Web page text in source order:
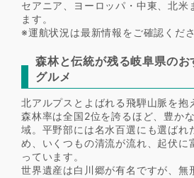
セアニア、ヨーロッパ・中東、北米
ます。
※運航状況は最新情報をご確認くだ
森林と伝統が残る岐阜県のお
グルメ
北アルプスとよばれる飛騨山脈を抱
森林率は全国2位を誇るほど、豊か
域。平野部には名水百選にも選ばれ
め、いくつもの清流が流れ、起伏に
っています。
世界遺産は白川郷が有名ですが、無